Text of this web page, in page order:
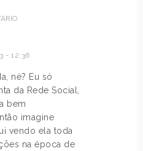
- 12:36
né? Eu só
da Rede Social,
bem
imagine
vendo ela toda
na época de